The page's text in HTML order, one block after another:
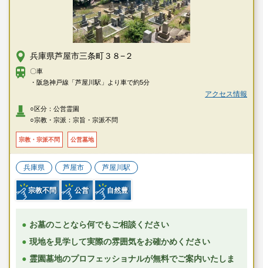
兵庫県芦屋市三条町３８−２
〇車
・阪急神戸線「芦屋川駅」より車で約5分
アクセス情報
○区分：公営霊園
○宗教・宗派：宗旨・宗派不問
宗教・宗派不問 公営墓地
兵庫県 芦屋市 芦屋川駅
宗教不問 公営 自然豊
お墓のことなら何でもご相談ください
現地を見学して実際の雰囲気をお確かめください
霊園墓地のプロフェッショナルが無料でご案内いたしま